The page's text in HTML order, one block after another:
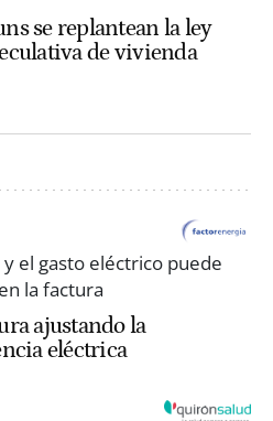
se replantean la ley
de vivienda
ajustando la
eléctrica